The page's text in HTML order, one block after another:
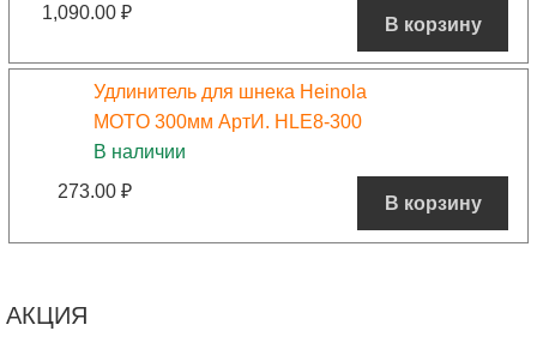
1,090.00 ₽
В корзину
Удлинитель для шнека Heinola
MOTO 300мм АртИ. HLE8-300
В наличии
273.00 ₽
В корзину
АКЦИЯ